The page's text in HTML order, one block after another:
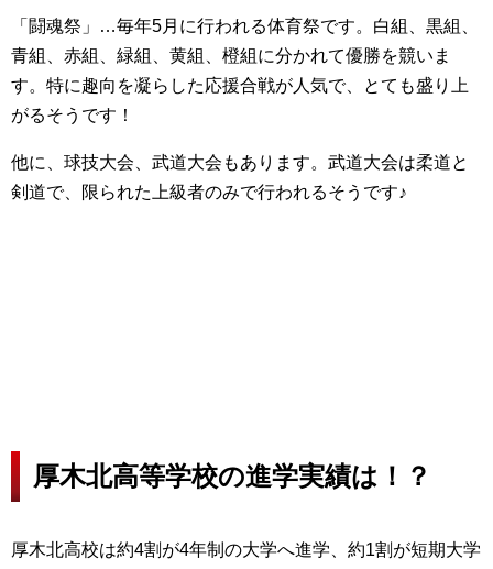
「闘魂祭」…毎年5月に行われる体育祭です。白組、黒組、
青組、赤組、緑組、黄組、橙組に分かれて優勝を競いま
す。特に趣向を凝らした応援合戦が人気で、とても盛り上
がるそうです！
他に、球技大会、武道大会もあります。武道大会は柔道と
剣道で、限られた上級者のみで行われるそうです♪
厚木北高等学校の進学実績は！？
厚木北高校は約4割が4年制の大学へ進学、約1割が短期大学